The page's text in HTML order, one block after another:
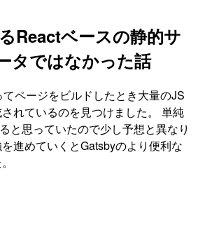
Reactベースの静的サ
タではなかった話
ページをビルドしたとき大量のJS
れているのを見つけました。 単純
と思っていたので少し予想と異なり
進めていくとGatsbyのより便利な